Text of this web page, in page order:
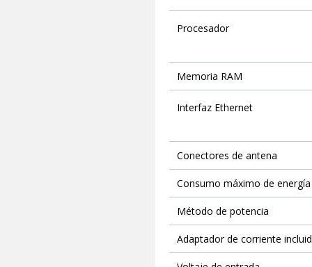
Procesador
Memoria RAM
Interfaz Ethernet
Conectores de antena
Consumo máximo de energía
Método de potencia
Adaptador de corriente